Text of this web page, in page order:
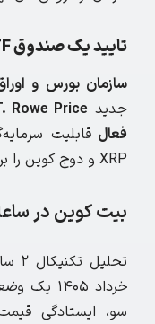
تایید یک صندوق ETF دیگر
سازمان بورس و
جدید Rowe Price
فعال قابلیت
XRP و دوج کوین را برای فعالان بازار بورس فراهم می‌کند.
بیت کوین در
خرداد ۱۴۰۵ یک وضعیت